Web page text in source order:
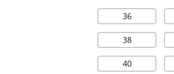
36
38
40